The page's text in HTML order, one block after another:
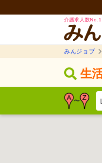
介護求人数No.1
みんジョブ
生
〜